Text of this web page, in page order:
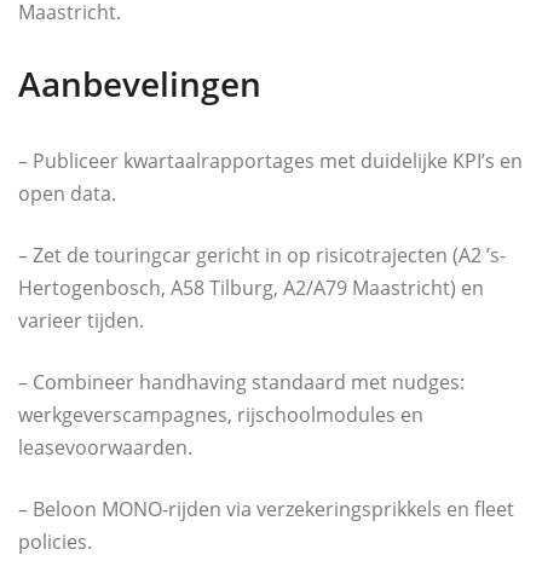
Maastricht.
Aanbevelingen
– Publiceer kwartaalrapportages met duidelijke KPI’s en
open data.
– Zet de touringcar gericht in op risicotrajecten (A2 ’s-
Hertogenbosch, A58 Tilburg, A2/A79 Maastricht) en
varieer tijden.
– Combineer handhaving standaard met nudges:
werkgeverscampagnes, rijschoolmodules en
leasevoorwaarden.
– Beloon MONO-rijden via verzekeringsprikkels en fleet
policies.